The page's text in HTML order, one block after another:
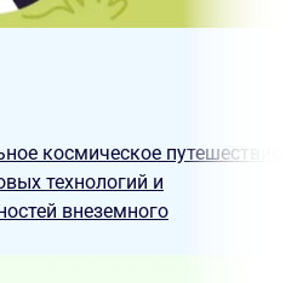
космическое путешествие
технологий и
внеземного